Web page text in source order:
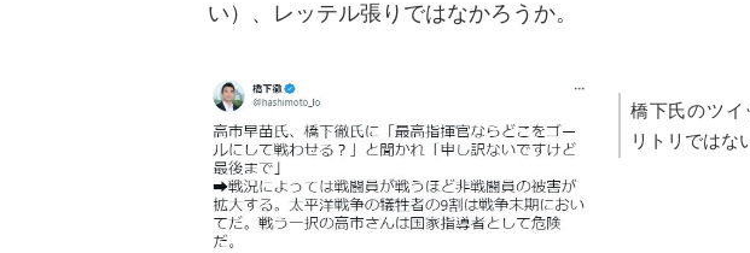
い）、レッテル張りではなかろうか。
橋下氏のツイ
リトリではな